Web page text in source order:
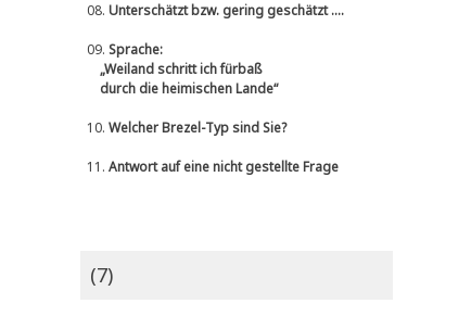
08. Unterschätzt bzw. gering geschätzt ....
09. Sprache:
„Weiland schritt ich fürbaß
durch die heimischen Lande“
10. Welcher Brezel-Typ sind Sie?
11. Antwort auf eine nicht gestellte Frage
(7)